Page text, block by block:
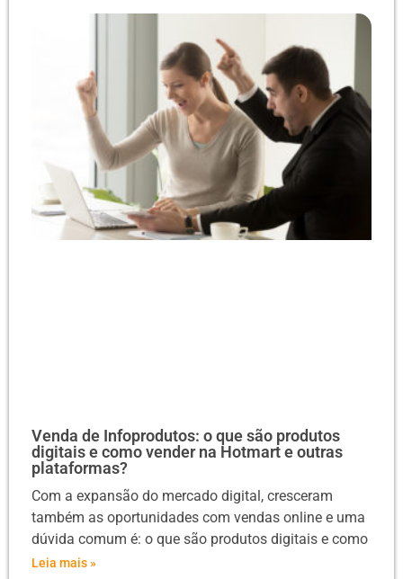
Venda de Infoprodutos: o que são produtos
digitais e como vender na Hotmart e outras
plataformas?
Com a expansão do mercado digital, cresceram
também as oportunidades com vendas online e uma
dúvida comum é: o que são produtos digitais e como
Leia mais »